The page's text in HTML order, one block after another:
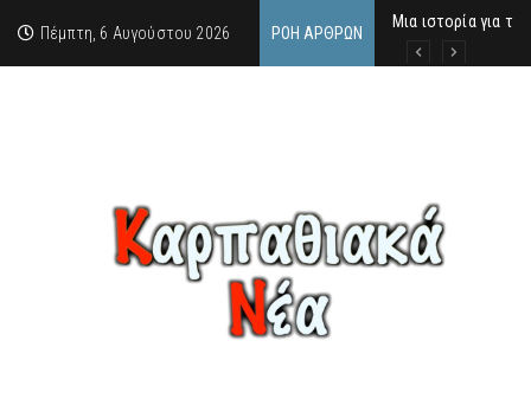
Πέμπτη, 6 Αυγούστου 2026 ΡΟΉ ΆΡΘΡΩΝ
Μια ιστορία για τη
Δρ. Εμμανουέλλα
Χάιδω-Ειρήνη